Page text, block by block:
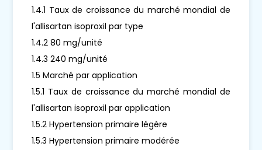
1.4.1 Taux de croissance du marché mondial de
l'allisartan isoproxil par type
1.4.2 80 mg/unité
1.4.3 240 mg/unité
1.5 Marché par application
1.5.1 Taux de croissance du marché mondial de
l'allisartan isoproxil par application
1.5.2 Hypertension primaire légère
1.5.3 Hypertension primaire modérée